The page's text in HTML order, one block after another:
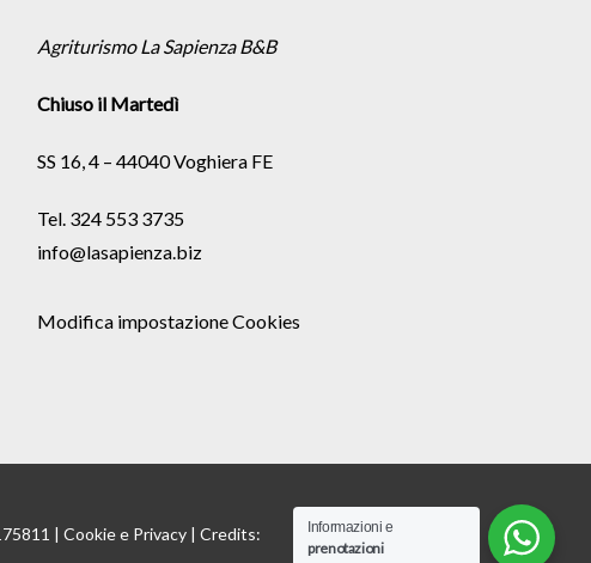
Agriturismo La Sapienza B&B
Chiuso il Martedì
SS 16, 4 – 44040 Voghiera FE
Tel. 324 553 3735
info@lasapienza.biz
Modifica impostazione Cookies
|Cookiee Privacy | Credits:
Informazioni e
prenotazioni